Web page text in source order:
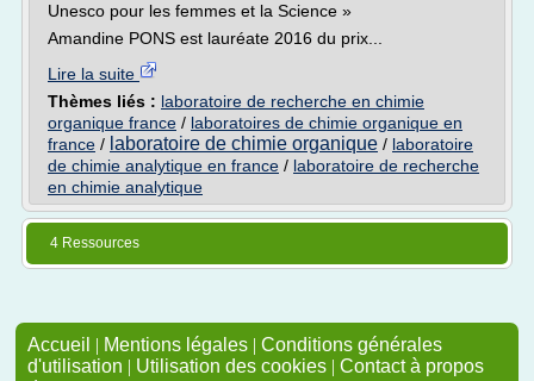
Unesco pour les femmes et la Science »
Amandine PONS est lauréate 2016 du prix...
Lire la suite
Thèmes liés : laboratoire de recherche en chimie
organique france / laboratoires de chimie organique en
france / laboratoire de chimie organique / laboratoire
de chimie analytique en france / laboratoire de recherche
en chimie analytique
4 Ressources
Accueil | Mentions légales | Conditions générales
d'utilisation | Utilisation des cookies | Contact à propos